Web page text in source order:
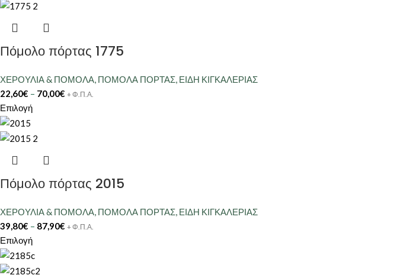
Πόμολο πόρτας 1775
ΧΕΡΟΥΛΙΑ & ΠΟΜΟΛΑ, ΠΟΜΟΛΑ ΠΟΡΤΑΣ, ΕΙΔΗ ΚΙΓΚΑΛΕΡΙΑΣ
22,60€ – 70,00€ + Φ.Π.Α.
Επιλογή
Πόμολο πόρτας 2015
ΧΕΡΟΥΛΙΑ & ΠΟΜΟΛΑ, ΠΟΜΟΛΑ ΠΟΡΤΑΣ, ΕΙΔΗ ΚΙΓΚΑΛΕΡΙΑΣ
39,80€ – 87,90€ + Φ.Π.Α.
Επιλογή